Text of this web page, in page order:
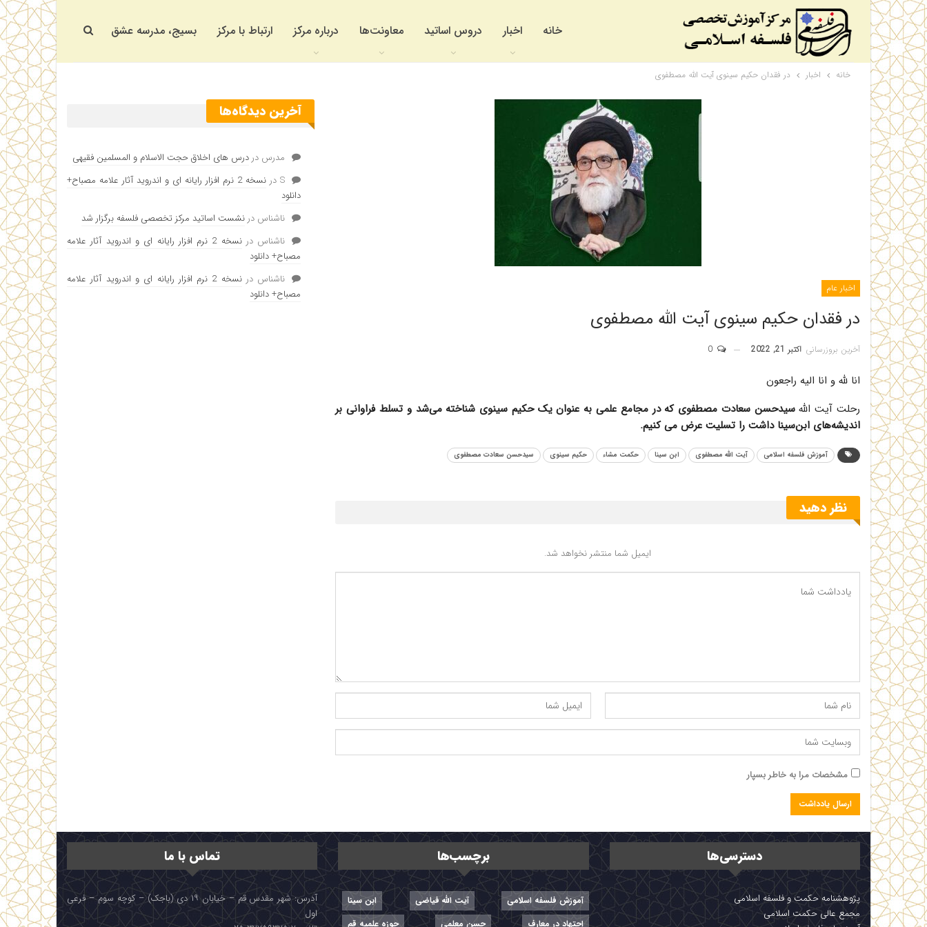
خانه اخبار دروس اساتید معاونت‌ها درباره مرکز ارتباط با مرکز بسیج، مدرسه عشق
خانه اخبار در فقدان حکیم سینوی آیت الله مصطفوی
اخبار عام
در فقدان حکیم سینوی آیت الله مصطفوی
آخرین بروزرسانی اکتبر 21, 2022
انا لله و انا الیه راجعون
رحلت آیت اللهسیدحسن سعادت مصطفوی که در مجامع علمی به عنوان یک حکیم سینوی شناخته می‌شد و تسلط فراوانی بر
اندیشه‌های ابن‌سینا داشت را تسلیت عرض می کنیم.
آموزش فلسفه اسلامی آیت الله مصطفوی ابن سینا حکمت مشاء حکیم سینوی سیدحسن سعادت مصطفوی
نظر دهید
ایمیل شما منتشر نخواهد شد.
مشخصات مرا به خاطر بسپار
آخرین دیدگاه‌ها
مدرس در درس های اخلاق حجت الاسلام و المسلمین فقیهی
Sدر
نسخه 2 نرم افزار رایانه ای و اندروید آثار علامه مصباح+
دانلود
ناشناس در نشست اساتید مرکز تخصصی فلسفه برگزار شد
ناشناس در
نسخه 2 نرم افزار رایانه ای و اندروید آثار علامه
مصباح+ دانلود
ناشناس در
نسخه 2 نرم افزار رایانه ای و اندروید آثار علامه
مصباح+ دانلود
دسترسی‌ها
پژوهشنامه حکمت و فلسفه اسلامی
مجمع عالی حکمت اسلامی
برچسب‌ها
آموزش فلسفه اسلامی آیت الله فیاضی
ابن سینا
اجتهاد در معارف
حسن معلمی حوزه علمیه قم
تماس با ما
آدرس: شهر مقدس قم – خیابان ۱۹ دی (باجک) – کوچه سوم – فرعی
اول